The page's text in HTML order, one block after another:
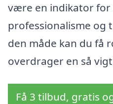
være en indikator for
professionalisme og
den måde kan du få
overdrager en så
Få 3 tilbud, gratis